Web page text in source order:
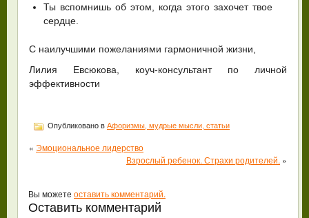
Ты вспомнишь об этом, когда этого захочет твое
сердце.
С наилучшими пожеланиями гармоничной жизни,
Лилия Евсюкова, коуч-консультант по личной
эффективности
Опубликовано в Афоризмы, мудрые мысли, статьи
« Эмоциональное лидерство
Взрослый ребенок. Страхи родителей. »
Вы можете оставить комментарий.
Оставить комментарий